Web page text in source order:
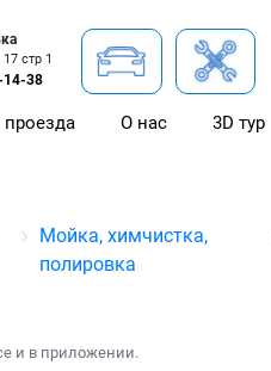
стр 1
14-38
О нас 3D тур
Мойка, химчистка,
полировка
и в приложении.